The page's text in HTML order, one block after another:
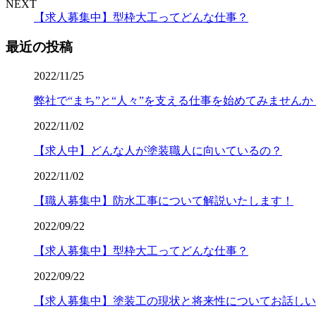
NEXT
【求人募集中】型枠大工ってどんな仕事？
最近の投稿
2022/11/25
弊社で“まち”と“人々”を支える仕事を始めてみませんか
2022/11/02
【求人中】どんな人が塗装職人に向いているの？
2022/11/02
【職人募集中】防水工事について解説いたします！
2022/09/22
【求人募集中】型枠大工ってどんな仕事？
2022/09/22
【求人募集中】塗装工の現状と将来性についてお話し